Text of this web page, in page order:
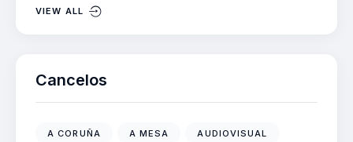
VIEW ALL
Cancelos
A CORUÑA A MESA AUDIOVISUAL